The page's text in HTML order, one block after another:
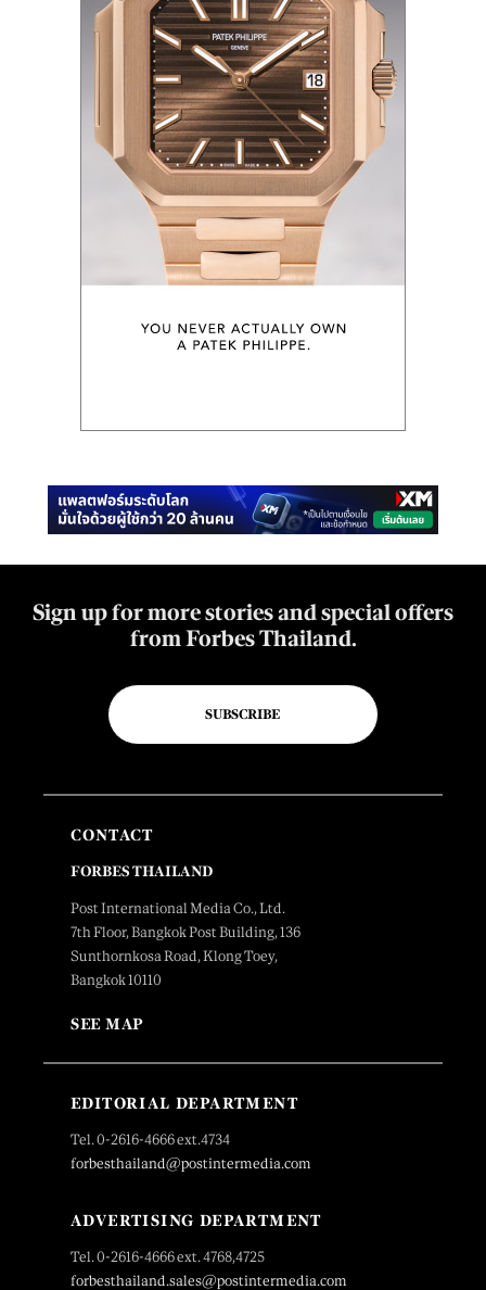
Sign up for more stories and special offers
from Forbes Thailand.
SUBSCRIBE
CONTACT
FORBES THAILAND
Post International Media Co., Ltd.
7th Floor, Bangkok Post Building, 136
Sunthornkosa Road, Klong Toey,
Bangkok 10110
SEE MAP
EDITORIAL DEPARTMENT
Tel. 0-2616-4666 ext.4734
forbesthailand@postintermedia.com
ADVERTISING DEPARTMENT
Tel. 0-2616-4666 ext. 4768,4725
forbesthailand.sales@postintermedia.com